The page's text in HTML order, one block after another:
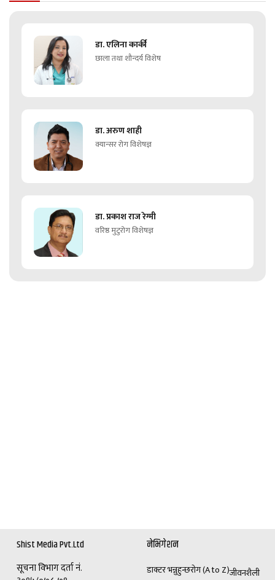
डा. एलिना कार्की
छाला तथा शौन्दर्य विशेष
डा. अरुण शाही
क्यान्सर रोग विशेषज्ञ
डा. प्रकाश राज रेग्मी
वरिष्ठ मुटुरोग विशेषज्ञ
Shist Media Pvt.Ltd
सूचना विभाग दर्ता नं.
नेभिगेशन
डाक्टर भन्नुहुन्छरोग (A to Z)जीवनशैली